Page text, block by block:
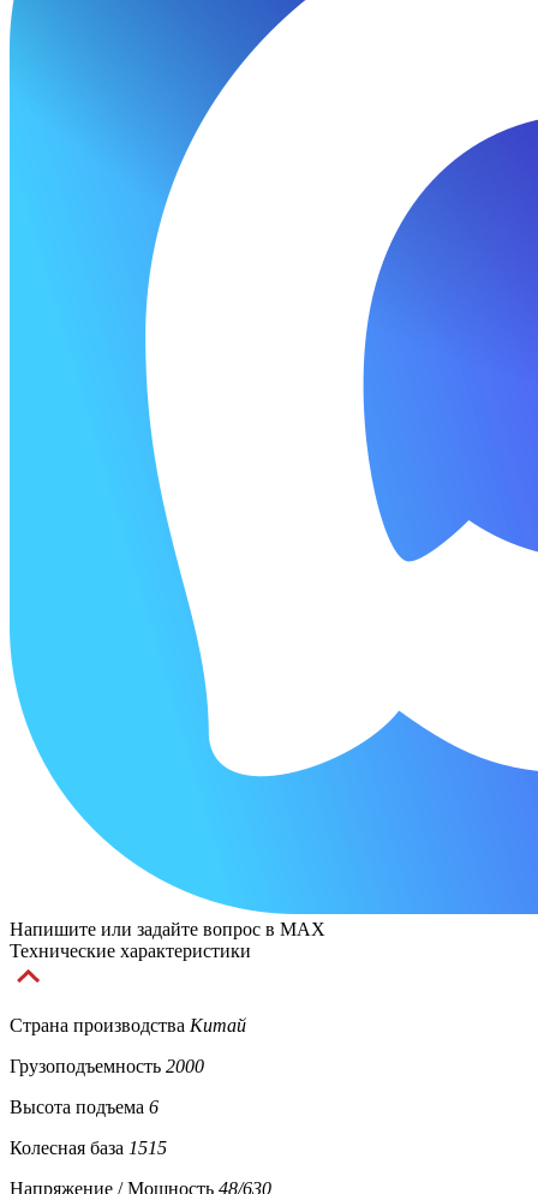
Напишите или задайте вопрос в MAX
Технические характеристики
Страна производства Китай
Грузоподъемность 2000
Высота подъема 6
Колесная база 1515
Напряжение / Мощность 48/630